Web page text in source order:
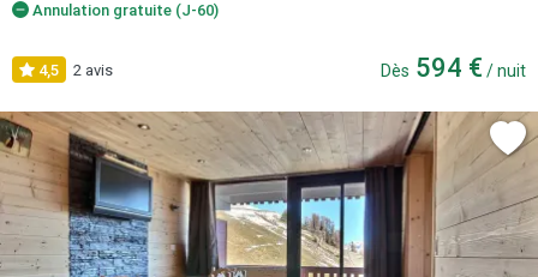
Annulation gratuite (J-60)
4,5 2 avis Dès 594 € / nuit